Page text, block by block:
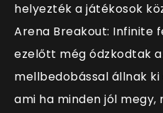
helyezték a játékosok
Arena Breakout: Infinite
ezelőtt még ódzkodtak
mellbedobással állnak
ami ha minden jól